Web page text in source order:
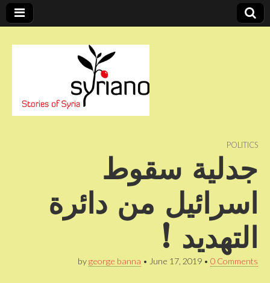
syriano POLITICS
جدلية سقوط
اسرائيل من دائرة
التهديد !
bygeorge banna • June 17, 2019 • 0 Comments